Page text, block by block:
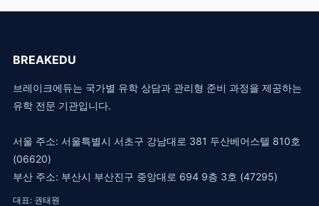
BREAKEDU
브레이크에듀는 국가별 유학 상담과 관리형 준비 과정을 제공하는
유학 전문 기관입니다.
서울 주소: 서울특별시 서초구 강남대로 381 두산베어스텔 810호
(06620)
부산 주소: 부산시 부산진구 중앙대로 694 9층 3호 (47295)
대표: 권태원